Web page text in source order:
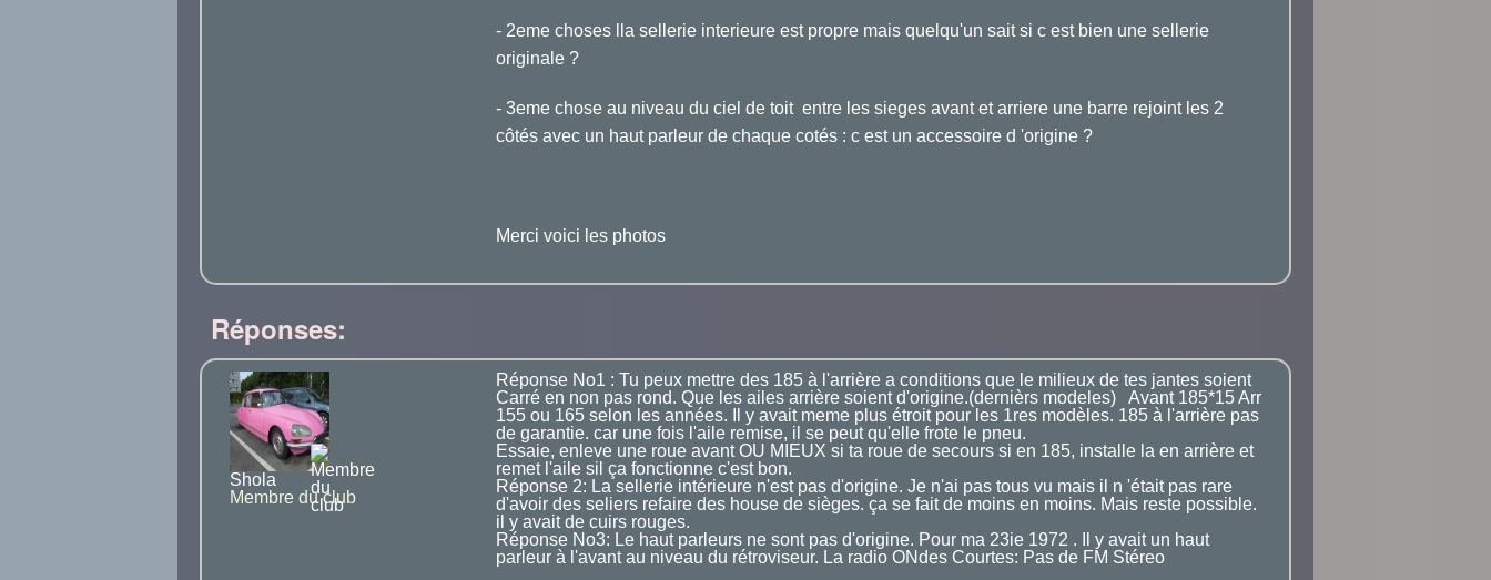
- 2eme choses lla sellerie interieure est propre mais quelqu'un sait si c est bien une sellerie
originale ?
- 3eme chose au niveau du ciel de toit entre les sieges avant et arriere une barre rejoint les 2
côtés avec un haut parleur de chaque cotés : c est un accessoire d 'origine ?
Merci voici les photos
Réponses:
Shola
Membre du club
Réponse No1 : Tu peux mettre des 185 à l'arrière a conditions que le milieux de tes jantes soient
Carré en non pas rond. Que les ailes arrière soient d'origine.(dernièrs modeles) Avant 185*15 Arr
155 ou 165 selon les années. Il y avait meme plus étroit pour les 1res modèles. 185 à l'arrière pas
de garantie. car une fois l'aile remise, il se peut qu'elle frote le pneu.
Essaie, enleve une roue avant OU MIEUX si ta roue de secours si en 185, installe la en arrière et
remet l'aile sil ça fonctionne c'est bon.
Réponse 2: La sellerie intérieure n'est pas d'origine. Je n'ai pas tous vu mais il n 'était pas rare
d'avoir des seliers refaire des house de sièges. ça se fait de moins en moins. Mais reste possible.
il y avait de cuirs rouges.
Réponse No3: Le haut parleurs ne sont pas d'origine. Pour ma 23ie 1972 . Il y avait un haut
parleur à l'avant au niveau du rétroviseur. La radio ONdes Courtes: Pas de FM Stéreo